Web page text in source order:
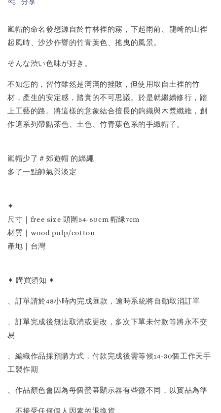
嵐帽的命名發想源自於竹林裡的霧，下起雨前、龍崎的山裡
起風時、沙沙作響的竹青葉色、搖曳的風景。
そんな渋い色味が好き。
不知怎的，習竹雖然是滿滿的挫敗，但使用取自土裡的竹
材，產生的安定感，踏實的不可思議。於是就繼續修行，踏
上工藝的路。將這樣的意象結合擅長的鉤織與木漿纖維，創
作這系列帶點茶色、土色、竹青葉色系的手織帽子。
嵐帽少了＃郊遊帽 的綁繩
多了一點帥氣與淡定
✦
尺寸｜free size 頭圍54-60cm 帽緣7cm
材質｜wood pulp/cotton
產地｜台灣
✦ 購買須知 ✦
、訂單請於48小時內完成匯款，逾時系統將自動取消訂單
、訂單完成後無法取消或更改，多次下單未付款等將永不交
易
、編織作品採預購方式，付款完成後需等候14-30個工作天手
工製作期
、作品顏色會因為每個螢幕顯示器有些微不同，以實品為準
、不接受任何個人因素的退換貨